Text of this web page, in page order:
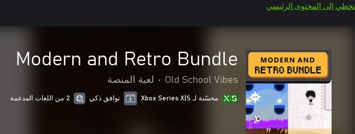
تخطي إلى المحتوى الرئيسي
Modern and Retro Bundle
Old School Vibes
• لعبة المنصة
محسّنة لـ Xbox Series X|S توافق ذكي 2 من اللغات المدعمة